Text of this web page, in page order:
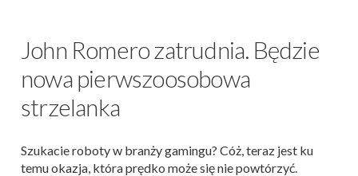
John Romero zatrudnia. Będzie
nowa pierwszoosobowa
strzelanka
Szukacie roboty w branży gamingu? Cóż, teraz jest ku
temu okazja, która prędko może się nie powtórzyć.